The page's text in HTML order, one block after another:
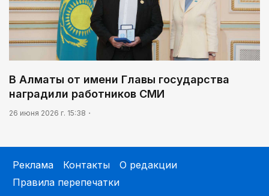
В Алматы от имени Главы государства
наградили работников СМИ
26 июня 2026 г. 15:38
Реклама Контакты
О редакции
Правила перепечатки